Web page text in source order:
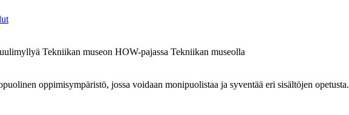
oppimisympäristö, jossa voidaan monipuolistaa ja syventää eri sisältöjen opetusta.